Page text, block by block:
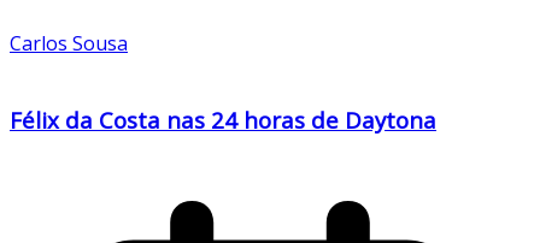
Carlos Sousa
Félix da Costa nas 24 horas de Daytona